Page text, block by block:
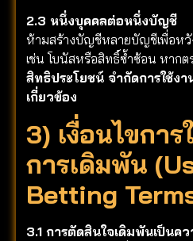
2.3 หนึ่งบุคคลต่อหนึ่งบัญชี
ห้ามสร้างบัญชีหลายบัญชีเพื่อหวั
เช่น โบนัสหรือสิทธิ์ซ้ำซ้อน หากต
สิทธิประโยชน์ จำกัดการใช้ง
เกี่ยวข้อง
3) เงื่อนไขกา
การเดิมพัน
Betting
3.1 การตัดสินใจเดิมพันเป็นค